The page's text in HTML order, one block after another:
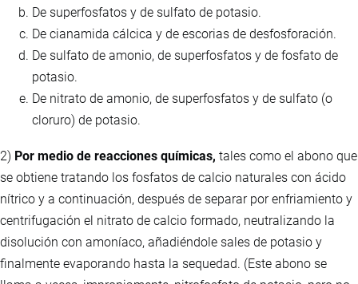
De superfosfatos y de sulfato de potasio.
De cianamida cálcica y de escorias de desfosforación.
De sulfato de amonio, de superfosfatos y de fosfato de
potasio.
De nitrato de amonio, de superfosfatos y de sulfato (o
cloruro) de potasio.
2) Por medio de reacciones químicas, tales como el abono que
se obtiene tratando los fosfatos de calcio naturales con ácido
nítrico y a continuación, después de separar por enfriamiento y
centrifugación el nitrato de calcio formado, neutralizando la
disolución con amoníaco, añadiéndole sales de potasio y
finalmente evaporando hasta la sequedad. (Este abono se